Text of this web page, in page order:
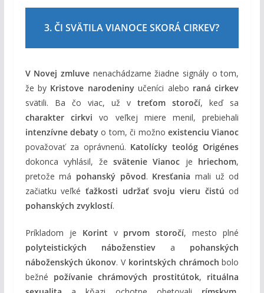
3. ČI SVÄTILA VIANOCE SKORÁ CIRKEV?
V Novej zmluve nenachádzame žiadne signály o tom,
že by Kristove narodeninyučeníci alebo raná cirkev
svätili. Ba čo viac, už vtreťom storočí, keď sa
charakter cirkvi vo veľkej miere menil, prebiehali
intenzívne debaty o tom, či možno existenciu Vianoc
považovať za oprávnenú. Katolícky teológ Origénes
dokonca vyhlásil, že svätenie Vianoc je hriechom,
pretože má pohanský pôvod. Kresťania mali už od
začiatku veľkéťažkosti udržať svoju vieru čistú od
pohanských zvyklostí.
Príkladom je Korint v prvom storočí, mesto plné
polyteistických náboženstieva pohanských
náboženských úkonov. V korintských chrámoch bolo
bežné požívanie chrámových prostitútok, rituálna